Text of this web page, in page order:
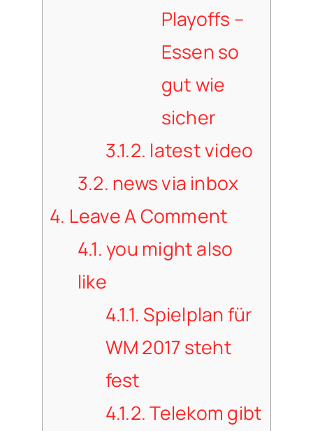
Playoffs –
Essen so
gut wie
sicher
3.1.2. latest video
3.2. news via inbox
4. Leave A Comment
4.1.you might also
like
4.1.1. Spielplan für
WM 2017 steht
fest
4.1.2.Telekom gibt